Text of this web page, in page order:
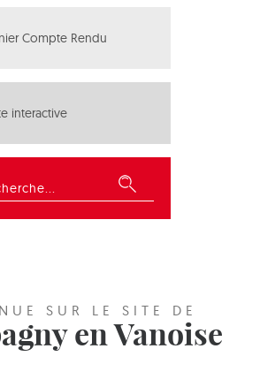
Compte Rendu
interactive
SUR LE SITE DE
en Vanoise